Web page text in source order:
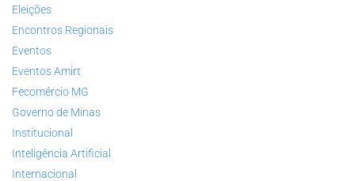
Eleições
Encontros Regionais
Eventos
Eventos Amirt
Fecomércio MG
Governo de Minas
Institucional
Inteligência Artificial
Internacional